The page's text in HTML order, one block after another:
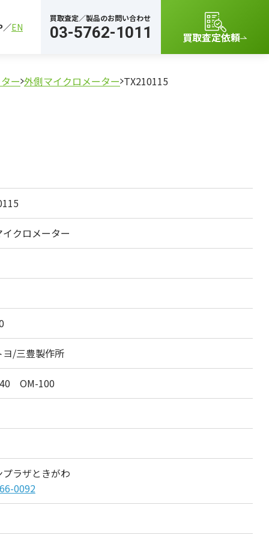
EN
買取査定／製品のお問い合わせ
03-5762-1011 買取査定依頼
ー 外側マイクロメーター TX210115
クロメーター
ヨ/三豊製作所
OM-100
ラザときがわ
0092